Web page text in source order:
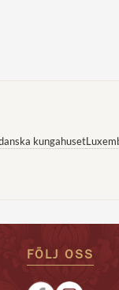
kungahuset
FÖLJ OSS